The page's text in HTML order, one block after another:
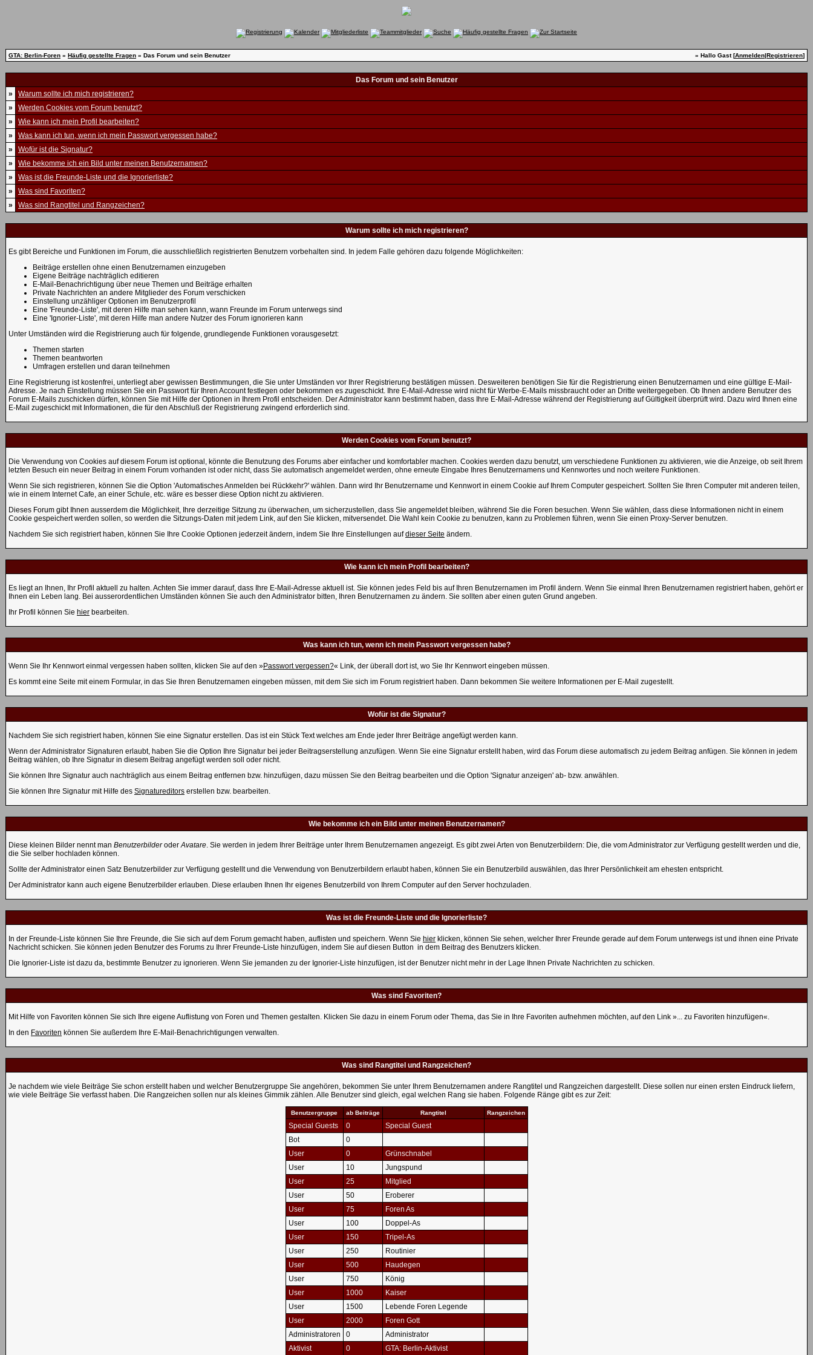
GTA: Berlin-Foren » Häufig gestellte Fragen » Das Forum und sein Benutzer » Hallo Gast [Anmelden|Registrieren]
Das Forum und sein Benutzer
»
Warum sollte ich mich registrieren?
»
Werden Cookies vom Forum benutzt?
»
Wie kann ich mein Profil bearbeiten?
»
Was kann ich tun, wenn ich mein Passwort vergessen habe?
»
Wofür ist die Signatur?
»
Wie bekomme ich ein Bild unter meinen Benutzernamen?
»
Was ist die Freunde-Liste und die Ignorierliste?
»
Was sind Favoriten?
»
Was sind Rangtitel und Rangzeichen?
Warum sollte ich mich registrieren?
Es gibt Bereiche und Funktionen im Forum, die ausschließlich registrierten Benutzern vorbehalten sind. In jedem Falle gehören dazu folgende Möglichkeiten:
Beiträge erstellen ohne einen Benutzernamen einzugeben
Eigene Beiträge nachträglich editieren
E-Mail-Benachrichtigung über neue Themen und Beiträge erhalten
Private Nachrichten an andere Mitglieder des Forum verschicken
Einstellung unzähliger Optionen im Benutzerprofil
Eine 'Freunde-Liste', mit deren Hilfe man sehen kann, wann Freunde im Forum unterwegs sind
Eine 'Ignorier-Liste', mit deren Hilfe man andere Nutzer des Forum ignorieren kann
Unter Umständen wird die Registrierung auch für folgende, grundlegende Funktionen vorausgesetzt:
Themen starten
Themen beantworten
Umfragen erstellen und daran teilnehmen
Eine Registrierung ist kostenfrei, unterliegt aber gewissen Bestimmungen, die Sie unter Umständen vor Ihrer Registrierung bestätigen müssen. Desweiteren benötigen Sie für die Registrierung einen Benutzernamen und eine gültige E-Mail-
Adresse. Je nach Einstellung müssen Sie ein Passwort für Ihren Account festlegen oder bekommen es zugeschickt. Ihre E-Mail-Adresse wird nicht für Werbe-E-Mails missbraucht oder an Dritte weitergegeben. Ob Ihnen andere Benutzer des
Forum E-Mails zuschicken dürfen, können Sie mit Hilfe der Optionen in Ihrem Profil entscheiden. Der Administrator kann bestimmt haben, dass Ihre E-Mail-Adresse während der Registrierung auf Gültigkeit überprüft wird. Dazu wird Ihnen eine
E-Mail zugeschickt mit Informationen, die für den Abschluß der Registrierung zwingend erforderlich sind.
Werden Cookies vom Forum benutzt?
Die Verwendung von Cookies auf diesem Forum ist optional, könnte die Benutzung des Forums aber einfacher und komfortabler machen. Cookies werden dazu benutzt, um verschiedene Funktionen zu aktivieren, wie die Anzeige, ob seit Ihrem
letzten Besuch ein neuer Beitrag in einem Forum vorhanden ist oder nicht, dass Sie automatisch angemeldet werden, ohne erneute Eingabe Ihres Benutzernamens und Kennwortes und noch weitere Funktionen.
Wenn Sie sich registrieren, können Sie die Option 'Automatisches Anmelden bei Rückkehr?' wählen. Dann wird Ihr Benutzername und Kennwort in einem Cookie auf Ihrem Computer gespeichert. Sollten Sie Ihren Computer mit anderen teilen,
wie in einem Internet Cafe, an einer Schule, etc. wäre es besser diese Option nicht zu aktivieren.
Dieses Forum gibt Ihnen ausserdem die Möglichkeit, Ihre derzeitige Sitzung zu überwachen, um sicherzustellen, dass Sie angemeldet bleiben, während Sie die Foren besuchen. Wenn Sie wählen, dass diese Informationen nicht in einem
Cookie gespeichert werden sollen, so werden die Sitzungs-Daten mit jedem Link, auf den Sie klicken, mitversendet. Die Wahl kein Cookie zu benutzen, kann zu Problemen führen, wenn Sie einen Proxy-Server benutzen.
Nachdem Sie sich registriert haben, können Sie Ihre Cookie Optionen jederzeit ändern, indem Sie Ihre Einstellungen aufdieser Seite ändern.
Wie kann ich mein Profil bearbeiten?
Es liegt an Ihnen, Ihr Profil aktuell zu halten. Achten Sie immer darauf, dass Ihre E-Mail-Adresse aktuell ist. Sie können jedes Feld bis auf Ihren Benutzernamen im Profil ändern. Wenn Sie einmal Ihren Benutzernamen registriert haben, gehört er
Ihnen ein Leben lang. Bei ausserordentlichen Umständen können Sie auch den Administrator bitten, Ihren Benutzernamen zu ändern. Sie sollten aber einen guten Grund angeben.
Ihr Profil können Sie hier bearbeiten.
Was kann ich tun, wenn ich mein Passwort vergessen habe?
Wenn Sie Ihr Kennwort einmal vergessen haben sollten, klicken Sie auf den »Passwort vergessen?« Link, der überall dort ist, wo Sie Ihr Kennwort eingeben müssen.
Es kommt eine Seite mit einem Formular, in das Sie Ihren Benutzernamen eingeben müssen, mit dem Sie sich im Forum registriert haben. Dann bekommen Sie weitere Informationen per E-Mail zugestellt.
Wofür ist die Signatur?
Nachdem Sie sich registriert haben, können Sie eine Signatur erstellen. Das ist ein Stück Text welches am Ende jeder Ihrer Beiträge angefügt werden kann.
Wenn der Administrator Signaturen erlaubt, haben Sie die Option Ihre Signatur bei jeder Beitragserstellung anzufügen. Wenn Sie eine Signatur erstellt haben, wird das Forum diese automatisch zu jedem Beitrag anfügen. Sie können in jedem
Beitrag wählen, ob Ihre Signatur in diesem Beitrag angefügt werden soll oder nicht.
Sie können Ihre Signatur auch nachträglich aus einem Beitrag entfernen bzw. hinzufügen, dazu müssen Sie den Beitrag bearbeiten und die Option 'Signatur anzeigen' ab- bzw. anwählen.
Sie können Ihre Signatur mit Hilfe des Signatureditors erstellen bzw. bearbeiten.
Wie bekomme ich ein Bild unter meinen Benutzernamen?
Diese kleinen Bilder nennt man BenutzerbilderoderAvatare. Sie werden in jedem Ihrer Beiträge unter Ihrem Benutzernamen angezeigt. Es gibt zwei Arten von Benutzerbildern: Die, die vom Administrator zur Verfügung gestellt werden und die,
die Sie selber hochladen können.
Sollte der Administrator einen Satz Benutzerbilder zur Verfügung gestellt und die Verwendung von Benutzerbildern erlaubt haben, können Sie ein Benutzerbild auswählen, das Ihrer Persönlichkeit am ehesten entspricht.
Der Administrator kann auch eigene Benutzerbilder erlauben. Diese erlauben Ihnen Ihr eigenes Benutzerbild von Ihrem Computer auf den Server hochzuladen.
Was ist die Freunde-Liste und die Ignorierliste?
In der Freunde-Liste können Sie Ihre Freunde, die Sie sich auf dem Forum gemacht haben, auflisten und speichern. Wenn Sie hier klicken, können Sie sehen, welcher Ihrer Freunde gerade auf dem Forum unterwegs ist und ihnen eine Private
Nachricht schicken. Sie können jeden Benutzer des Forums zu Ihrer Freunde-Liste hinzufügen, indem Sie auf diesen Button in dem Beitrag des Benutzers klicken.
Die Ignorier-Liste ist dazu da, bestimmte Benutzer zu ignorieren. Wenn Sie jemanden zu der Ignorier-Liste hinzufügen, ist der Benutzer nicht mehr in der Lage Ihnen Private Nachrichten zu schicken.
Was sind Favoriten?
Mit Hilfe von Favoriten können Sie sich Ihre eigene Auflistung von Foren und Themen gestalten. Klicken Sie dazu in einem Forum oder Thema, das Sie in Ihre Favoriten aufnehmen möchten, auf den Link »... zu Favoriten hinzufügen«.
In den Favoriten können Sie außerdem Ihre E-Mail-Benachrichtigungen verwalten.
Was sind Rangtitel und Rangzeichen?
Je nachdem wie viele Beiträge Sie schon erstellt haben und welcher Benutzergruppe Sie angehören, bekommen Sie unter Ihrem Benutzernamen andere Rangtitel und Rangzeichen dargestellt. Diese sollen nur einen ersten Eindruck liefern,
wie viele Beiträge Sie verfasst haben. Die Rangzeichen sollen nur als kleines Gimmik zählen. Alle Benutzer sind gleich, egal welchen Rang sie haben. Folgende Ränge gibt es zur Zeit:
Benutzergruppe ab Beiträge Rangtitel Rangzeichen
Special Guests 0
Special Guest
Bot
0
User
0
Grünschnabel
User
10
Jungspund
User
25
Mitglied
User
50
Eroberer
User
75
Foren As
User
100
Doppel-As
User
150
Tripel-As
User
250
Routinier
User
500
Haudegen
User
750
König
User
1000
Kaiser
User
1500
Lebende Foren Legende
User
2000
Foren Gott
Administratoren
0
Administrator
Aktivist
0 GTA: Berlin-Aktivist